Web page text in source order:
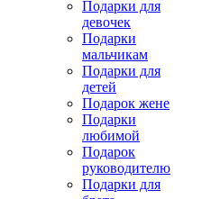
Подарки для
девочек
Подарки
мальчикам
Подарки для
детей
Подарок жене
Подарки
любимой
Подарок
руководителю
Подарки для